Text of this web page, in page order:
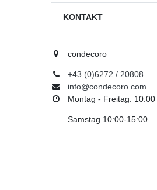
KONTAKT
condecoro
+43 (0)6272 / 20808
info@condecoro.com
Montag - Freitag:
Samstag 10:00-15:00